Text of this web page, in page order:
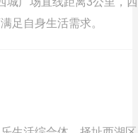
足自身生活需求。